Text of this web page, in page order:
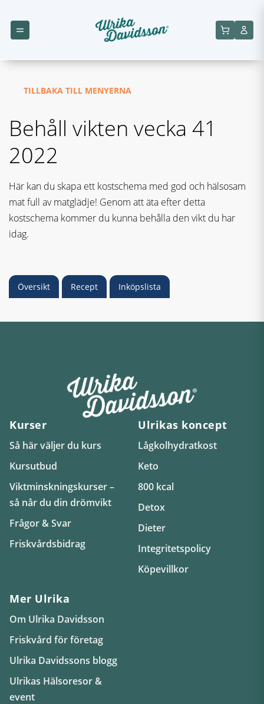
TILLBAKA TILL MENYERNA
Behåll vikten vecka 41
2022
Här kan du skapa ett kostschema med god och hälsosam
mat full av matglädje! Genom att äta efter detta
kostschema kommer du kunna behålla den vikt du har
idag.
Översikt Recept Inköpslista
Kurser
Så här väljer du kurs
Kursutbud
Viktminskningskurser –
så når du din drömvikt
Frågor & Svar
Friskvårdsbidrag
Ulrikas koncept
Lågkolhydratkost
Keto
800 kcal
Detox
Dieter
Integritetspolicy
Köpevillkor
Mer Ulrika
Om Ulrika Davidsson
Friskvård för företag
Ulrika Davidssons blogg
Ulrikas Hälsoresor &
event